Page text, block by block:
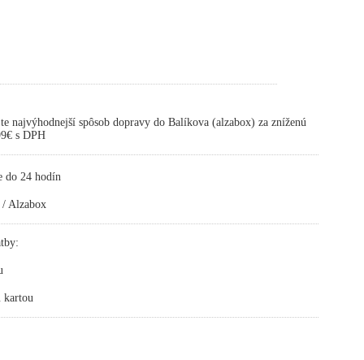
najvýhodnejší spôsob dopravy do Balíkova (alzabox) za zníženú
s DPH
do 24 hodín
Alzabox
kartou